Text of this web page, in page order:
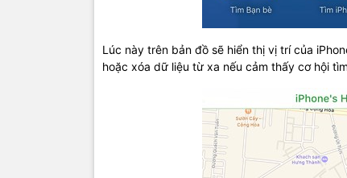
Lúc này trên bản đồ sẽ hiển thị vị trí của
hoặc xóa dữ liệu từ xa nếu cảm thấy cơ hội